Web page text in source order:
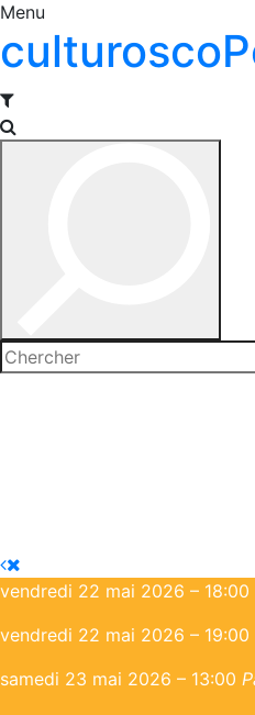
Menu
vendredi 22 mai 2026 – 18:00
vendredi 22 mai 2026 – 19:00
samedi 23 mai 2026 – 13:00